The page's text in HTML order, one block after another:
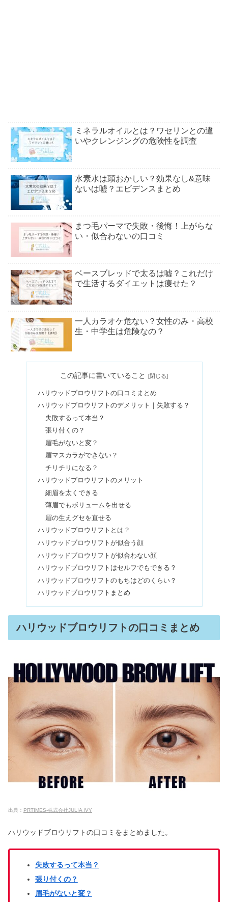
ミネラルオイルとは？ワセリンとの違
いやクレンジングの危険性を調査
水素水は頭おかしい？効果なし&意味
ないは嘘？エビデンスまとめ
まつ毛パーマで失敗・後悔！上がらな
い・似合わないの口コミ
ベースブレッドで太るは嘘？これだけ
で生活するダイエットは痩せた？
一人カラオケ危ない？女性のみ・高校
生・中学生は危険なの？
＆選び方【ランキング5選】
ヘアドネーションは迷惑・意味ない？
31㎝以下はどれくらい？
レッドウィングが時代遅れは嘘！芸能
人愛用のポストマンはダサい？
フレッドペリー愛用芸能人！大学生は
着れる？年齢層&評判まとめ
地球グミはなぜ人気？まずい・気持ち
悪い・体に悪い成分って本当？
アテニア化粧品は危険&怪しい？使っ
ている芸能人&安く買う方法
果は？【レーザーフェイシャル】
グが流行遅れって本当？
MOA美術館のやばい評判は本当？宗教
との関係＆口コミを調査
向き不向き｜覚えること一覧
はちみつレモンは体に悪い？効果や健
この記事に書いていること
ハリウッドブロウリフトの口コミまとめ
ハリウッドブロウリフトのデメリット｜失敗する？
失敗するって本当？
張り付くの？
眉毛がないと変？
眉マスカラができない？
チリチリになる？
ハリウッドブロウリフトのメリット
細眉を太くできる
薄眉でもボリュームを出せる
眉の生えグセを直せる
ハリウッドブロウリフトとは？
ハリウッドブロウリフトが似合う顔
ハリウッドブロウリフトが似合わない顔
ハリウッドブロウリフトはセルフでもできる？
ハリウッドブロウリフトのもちはどのくらい？
ハリウッドブロウリフトまとめ
ハリウッドブロウリフトの口コミまとめ
出典： PRTIMES-株式会社JULIA IVY
ハリウッドブロウリフトの口コミをまとめました。
失敗するって本当？
張り付くの？
眉毛がないと変？